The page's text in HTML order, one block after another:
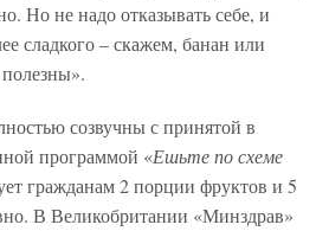
Но не надо отказывать себе, и
сладкого – скажем, банан или
созвучны с принятой в
программой «Ешьте по схеме
гражданам 2 порции фруктов и 5
В Великобритании «Минздрав»